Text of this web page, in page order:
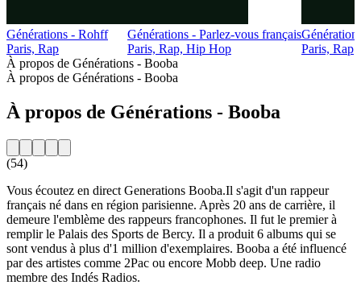
Générations - Rohff
Paris, Rap
Générations - Parlez-vous français
Paris, Rap, Hip Hop
Paris, Rap
À propos de Générations - Booba
À propos de Générations - Booba
À propos de Générations - Booba
(54)
Vous écoutez en direct Generations Booba.Il s'agit d'un rappeur
français né dans en région parisienne. Après 20 ans de carrière, il
demeure l'emblème des rappeurs francophones. Il fut le premier à
remplir le Palais des Sports de Bercy. Il a produit 6 albums qui se
sont vendus à plus d'1 million d'exemplaires. Booba a été influencé
par des artistes comme 2Pac ou encore Mobb deep. Une radio
membre des Indés Radios.